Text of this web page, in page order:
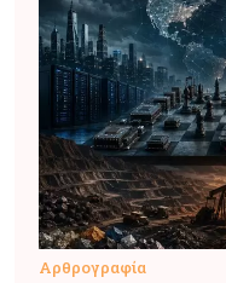
Αρθρογραφία